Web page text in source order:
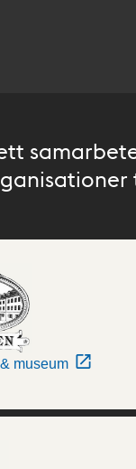
museum